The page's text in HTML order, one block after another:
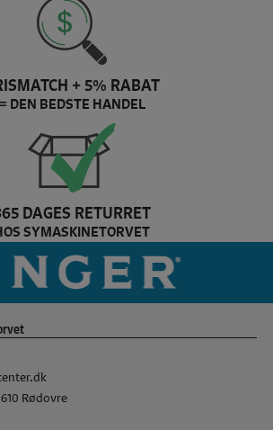
+ 5% RABAT
= DEN BEDSTE HANDEL
DAGES RETURRET
SYMASKINETORVET
Rødovre